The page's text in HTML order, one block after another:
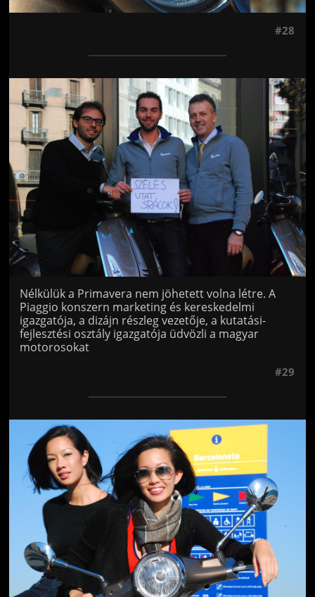
#28
Jön még kép!
Nélkülük a Primavera nem jöhetett volna létre. A
Piaggio konszern marketing és kereskedelmi
igazgatója, a dizájn részleg vezetője, a kutatási-
fejlesztési osztály igazgatója üdvözli a magyar
motorosokat
#29
Jön még kép!